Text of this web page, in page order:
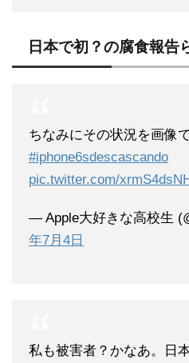
日本で初？の腐食報告
ちなみにその状況を画像
#iphone6sdescascando
pic.twitter.com/
— Apple大好きな高校生
年7月4日
私も被害者？かなあ。日